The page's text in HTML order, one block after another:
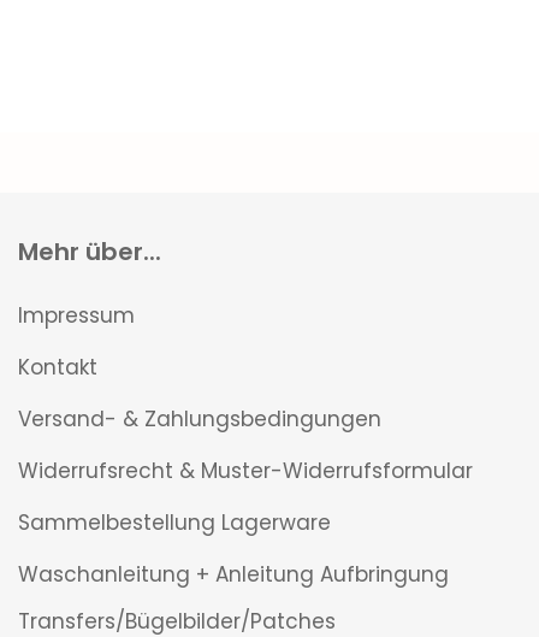
Mehr über...
Impressum
Kontakt
Versand- & Zahlungsbedingungen
Widerrufsrecht & Muster-Widerrufsformular
Sammelbestellung Lagerware
Waschanleitung + Anleitung Aufbringung
Transfers/Bügelbilder/Patches